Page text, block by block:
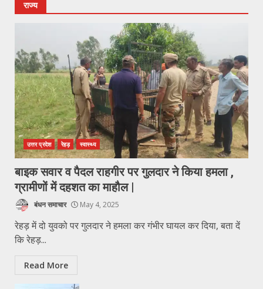
राज्य
उत्तर प्रदेश रेहड़ स्वास्थ्य
बाइक सवार व पैदल राहगीर पर गुलदार ने किया हमला ,
ग्रामीणों में दहशत का माहौल |
बंधन समाचार May 4, 2025
रेहड़ में दो युवको पर गुलदार ने हमला कर गंभीर घायल कर दिया, बता दें
कि रेहड़...
Read More